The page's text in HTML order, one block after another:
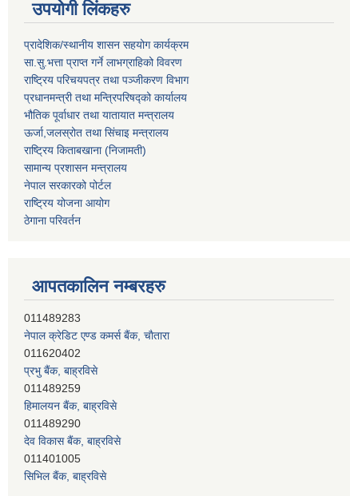
उपयोगी लिंकहरु
प्रादेशिक/स्थानीय शासन सहयोग कार्यक्रम
सा.सु.भत्ता प्राप्त गर्ने लाभग्राहिको विवरण
राष्ट्रिय परिचयपत्र तथा पञ्‍जीकरण विभाग
प्रधानमन्त्री तथा मन्त्रिपरिषद्को कार्यालय
भौतिक पूर्वाधार तथा यातायात मन्त्रालय
ऊर्जा,जलस्रोत तथा सिंचाइ मन्त्रालय
राष्ट्रिय किताबखाना (निजामती)
सामान्य प्रशासन मन्त्रालय
नेपाल सरकारको पोर्टल
राष्ट्रिय योजना आयोग
ठेगाना परिवर्तन
आपतकालिन नम्बरहरु
नेपाल क्रेडिट एण्ड कमर्स बैंक, चाैतारा
011620402
प्रभु बैंक, बाह्रविसे
011489259
हिमालयन बैंक, बाह्रविसे
011489290
देव विकास बैंक, बाह्रविसे
011401005
सिभिल बैंक, बाह्रविसे
011489283